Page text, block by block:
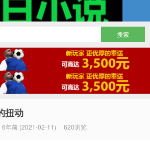
扭动
6年前 (2021-02-11) 620浏览